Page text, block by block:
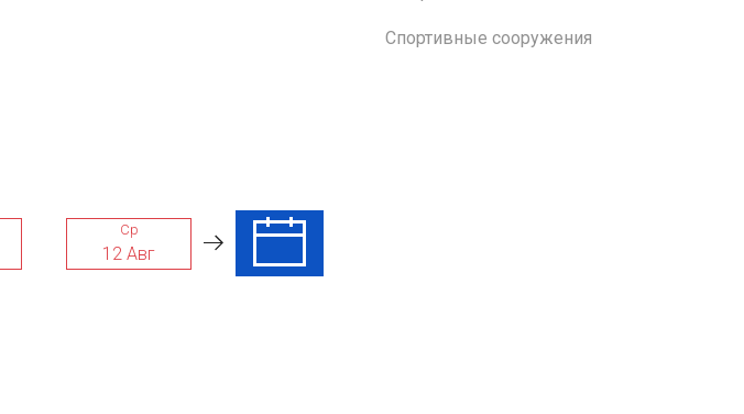
Ср
12 Авг
Чт
Спортивные сооружения